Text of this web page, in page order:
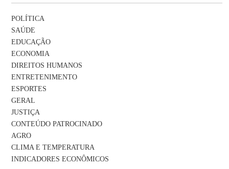
POLÍTICA
SAÚDE
EDUCAÇÃO
ECONOMIA
DIREITOS HUMANOS
ENTRETENIMENTO
ESPORTES
GERAL
JUSTIÇA
CONTEÚDO PATROCINADO
AGRO
CLIMA E TEMPERATURA
INDICADORES ECONÔMICOS